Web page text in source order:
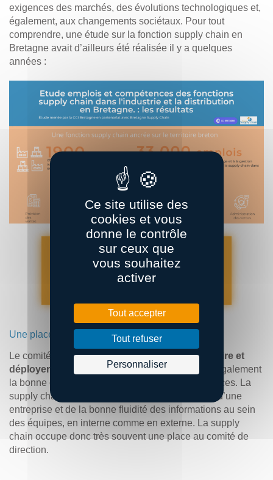
exigences des marchés, des évolutions technologiques et,
également, aux changements sociétaux. Pour tout
comprendre, une étude sur la fonction supply chain en
Bretagne avait d’ailleurs été réalisée il y a quelques
années :
Découvrir l’étude complète
réalisée sur la fonction supply
chain en Bretagne
Une place au comité de direction
Le comité de direction a pour mission deconstruire et
déployer la stratégie de l’entreprise
. Il permet également
la bonne communication entre les différents services. La
supply chain fait partie intégrante de la stratégie d’une
entreprise et de la bonne fluidité des informations au sein
des équipes, en interne comme en externe. La supply
chain occupe donc très souvent une place au comité de
direction.
Ce site utilise des
cookies et vous
donne le contrôle
sur ceux que
vous souhaitez
activer
Tout accepter
Tout refuser
Personnaliser